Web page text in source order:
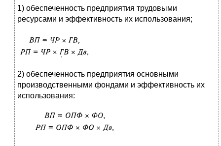
1) обеспеченность предприятия трудовыми
ресурсами и эффективность их использования;
2) обеспеченность предприятия основными
производственными фондами и эффективность их
использования: